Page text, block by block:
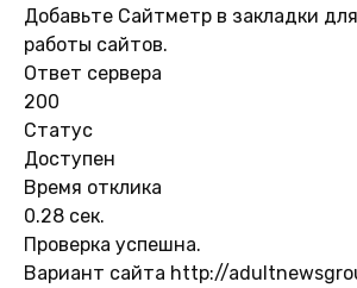
Добавьте Сайтметр в закладки
работы сайтов.
Ответ сервера
200
Статус
Доступен
Время отклика
0.28 сек.
Проверка успешна.
Вариант сайта http://